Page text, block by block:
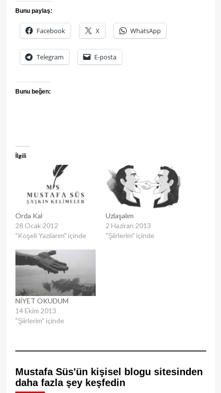
Bunu paylaş:
Facebook X WhatsApp
Telegram E-posta
Bunu beğen:
İlgili
Orda Kal
28 Ocak 2012
"Köşeli Yazılarım" içinde
Uzlaşalım
2 Haziran 2013
"Şiirlerim" içinde
NİYET OKUDUM
14 Ekim 2013
"Şiirlerim" içinde
Mustafa Süs'ün kişisel blogu sitesinden
daha fazla şey keşfedin